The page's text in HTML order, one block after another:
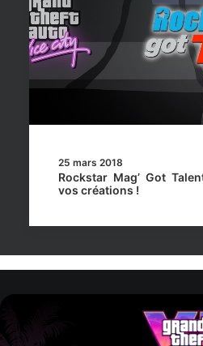
25 mars 2018
Rockstar Mag’ Got
vos créations !
Rockstar Mag’, Copyright © 2013-2026